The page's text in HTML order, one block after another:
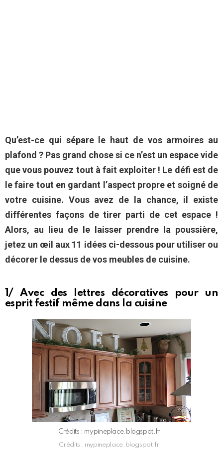
Qu’est-ce qui sépare le haut de vos armoires au
plafond ? Pas grand chose si ce n’est un espace vide
que vous pouvez tout à fait exploiter ! Le défi est de
le faire tout en gardant l’aspect propre et soigné de
votre cuisine. Vous avez de la chance, il existe
différentes façons de tirer parti de cet espace !
Alors, au lieu de le laisser prendre la poussière,
jetez un œil aux 11 idées ci-dessous pour utiliser ou
décorer le dessus de vos meubles de cuisine.
1/ Avec des lettres décoratives pour un
esprit festif même dans la cuisine
Crédits : mypineplace.blogspot.fr
Crédits : mypineplace.blogspot.fr